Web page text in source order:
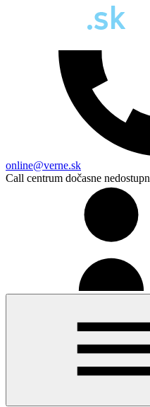
online@verne.sk
Call centrum dočasne